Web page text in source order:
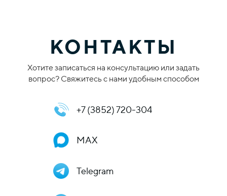
КОНТАКТЫ
Хотите записаться на консультацию или задать
вопрос? Свяжитесь с нами удобным способом
+7 (3852) 720-304
MAX
Telegram